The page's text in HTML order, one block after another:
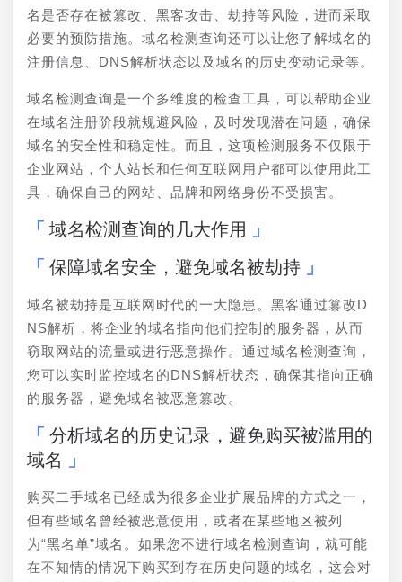
名是否存在被篡改、黑客攻击、劫持等风险，进而采取
必要的预防措施。域名检测查询还可以让您了解域名的
注册信息、DNS解析状态以及域名的历史变动记录等。
域名检测查询是一个多维度的检查工具，可以帮助企业
在域名注册阶段就规避风险，及时发现潜在问题，确保
域名的安全性和稳定性。而且，这项检测服务不仅限于
企业网站，个人站长和任何互联网用户都可以使用此工
具，确保自己的网站、品牌和网络身份不受损害。
域名检测查询的几大作用
保障域名安全，避免域名被劫持
域名被劫持是互联网时代的一大隐患。黑客通过篡改D
NS解析，将企业的域名指向他们控制的服务器，从而
窃取网站的流量或进行恶意操作。通过域名检测查询，
您可以实时监控域名的DNS解析状态，确保其指向正确
的服务器，避免域名被恶意篡改。
分析域名的历史记录，避免购买被滥用的
域名
购买二手域名已经成为很多企业扩展品牌的方式之一，
但有些域名曾经被恶意使用，或者在某些地区被列
为“黑名单”域名。如果您不进行域名检测查询，就可能
在不知情的情况下购买到存在历史问题的域名，这会对